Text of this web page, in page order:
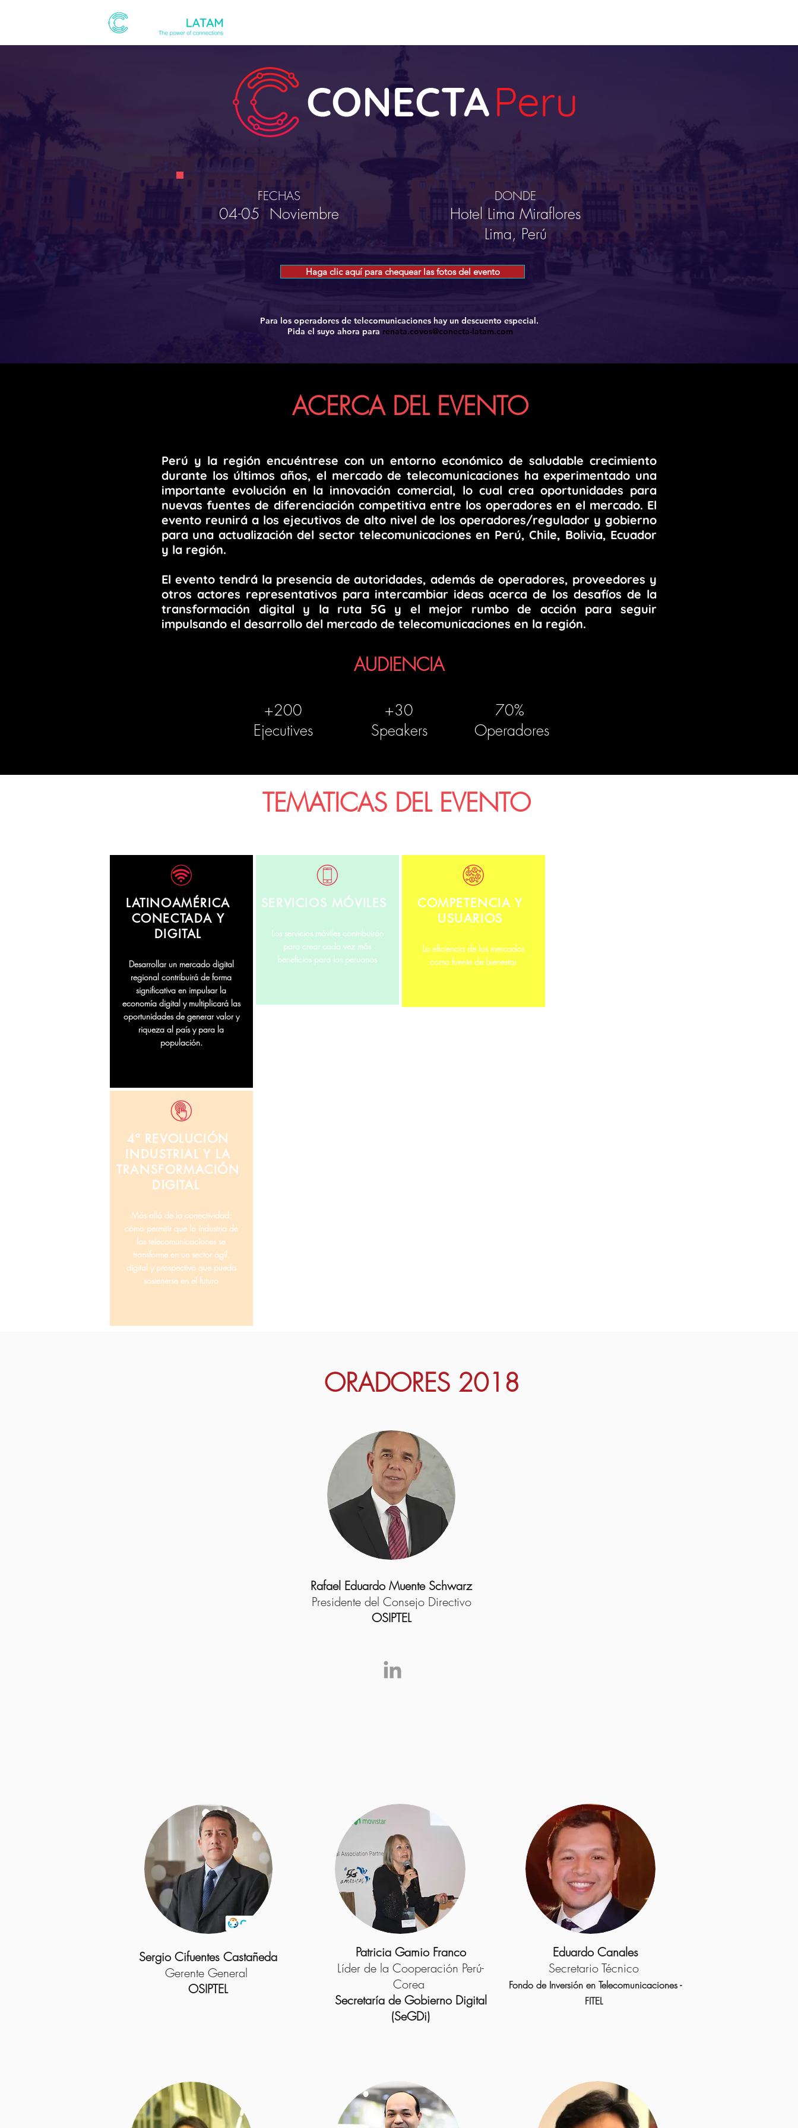
FECHAS
04-05 Noviembre
DONDE
Hotel Lima Miraflores
Lima, Perú
Para los operadores de telecomunicaciones hay un descuento especial.
Pida el suyo ahora para renata.covos@conecta-latam.com
Haga clic aquí para chequear las fotos del evento
ACERCA DEL EVENTO
Perú y la región encuéntrese con un entorno económico de saludable crecimiento
durante los últimos años, el mercado de telecomunicaciones ha experimentado una
importante evolución en la innovación comercial, lo cual crea oportunidades para
nuevas fuentes de diferenciación competitiva entre los operadores en el mercado. El
evento reunirá a los ejecutivos de alto nivel de los operadores/regulador y gobierno
para una actualización del sector telecomunicaciones en Perú, Chile, Bolivia, Ecuador
y la región.
El evento tendrá la presencia de autoridades, además de operadores, proveedores y
otros actores representativos para intercambiar ideas acerca de los desafíos de la
transformación digital y la ruta 5G y el mejor rumbo de acción para seguir
impulsando el desarrollo del mercado de telecomunicaciones en la región.
AUDIENCIA
+200
Ejecutives
+30
Speakers
70%
Operadores
TEMATICAS DEL EVENTO
LATINOAMÉRICA
CONECTADA Y
DIGITAL
Desarrollar un mercado digital
regional contribuirá de forma
significativa en impulsar la
economía digital y multiplicará las
oportunidades de generar valor y
riqueza al país y para la
populación.
SERVICIOS MÓVILES
Los servicios móviles contribuirán
para crear cada vez más
beneficios para los peruanos
COMPETENCIA Y
USUARIOS
La eficiencia de los mercados
como fuente de bienestar
4ª REVOLUCIÓN
INDUSTRIAL Y LA
TRANSFORMACIÓN
DIGITAL
Más allá de la conectividad:
cómo permitir que la industria de
las telecomunicaciones se
transforme en un sector ágil,
digital y prospectivo que pueda
sostenerse en el futuro
ORADORES 2018
Sergio Cifuentes Castañeda
Gerente General
OSIPTEL
Patricia Gamio Franco
Líder de la Cooperación Perú-
Corea
Secretaría de Gobierno Digital
(SeGDi)
Eduardo Canales
Secretario Técnico
Fondo de Inversión en Telecomunicaciones -
FITEL
Rafael Eduardo Muente Schwarz
Presidente del Consejo Directivo
OSIPTEL